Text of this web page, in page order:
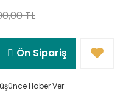
TL
Ön Sipariş
Haber Ver